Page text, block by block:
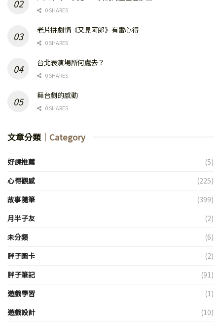
0 SHARES
老片拼劇情《又見阿郎》有雷心得
0 SHARES
台北表演場所何處去？
0 SHARES
舞台劇的感動
0 SHARES
文章分類 ｜Category
好課推薦
(5)
心得觀感
(225)
故事隨筆
(399)
月半子友
(2)
未分類
(6)
胖子圖卡
(2)
胖子筆記
(91)
遊戲學習
(1)
遊戲設計
(10)